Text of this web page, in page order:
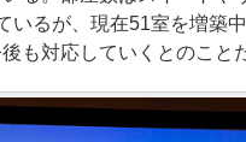
いるが、現在51室を増築
も対応していくとのこと